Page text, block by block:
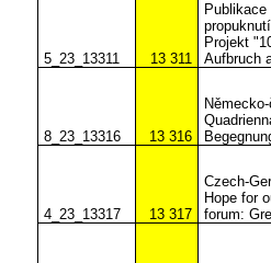
5_23_13311 13 311
Projekt
Aufbruch
8_23_13316 13 316
4_23_13317 13 317
Czech-
Hope for
forum: